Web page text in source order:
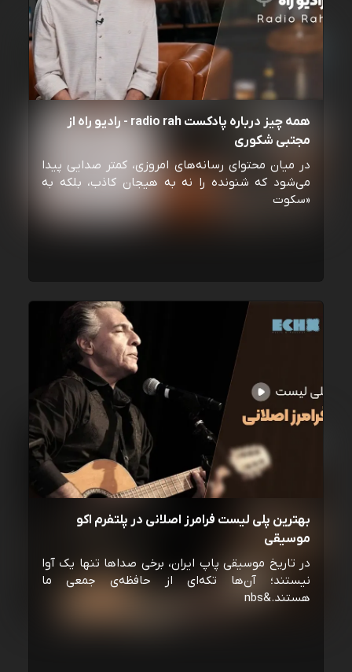
همه چیز درباره پادکست radio rah - رادیو راه از
مجتبی شکوری
در میان محتوای رسانه‌های امروزی، کمتر صدایی پیدا
می‌شود که شنونده را نه به هیجان کاذب، بلکه به
«سکوت
بهترین پلی لیست فرامرز اصلانی در پلتفرم اکو
موسیقی
در تاریخ موسیقی پاپ ایران، برخی صداها تنها یک آوا
نیستند؛ آن‌ها تکه‌ای از حافظه‌ی جمعی ما
هستند.&nbs